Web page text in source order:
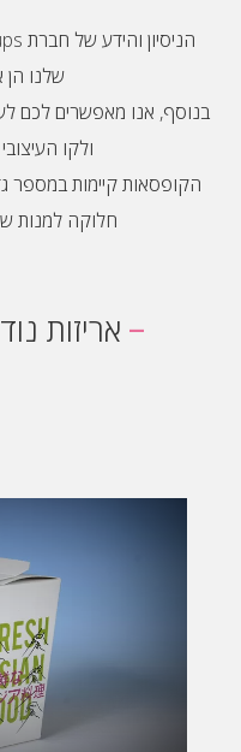
שלנו הן
בנוסף, אנו מאפשרים לכם
ולקו
הקופסאות קיימות במספר
חלוקה למנות
- אריזות